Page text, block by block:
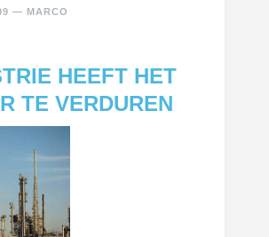
— MARCO
HEEFT HET
TE VERDUREN